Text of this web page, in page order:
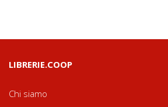
LIBRERIE.COOP
Chi siamo